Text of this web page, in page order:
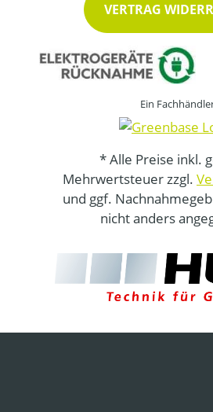
VERTRAG
Ein
* Alle Preise inkl.
Mehrwertsteuer zzgl.
und ggf.
nicht anders